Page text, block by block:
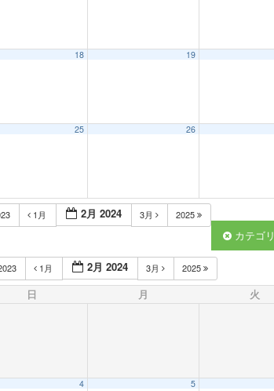
18 19
25 26
1月 2月 2024 3月 2025
カテゴリ
1月 2月 2024 3月 2025
日 月 火
4 5